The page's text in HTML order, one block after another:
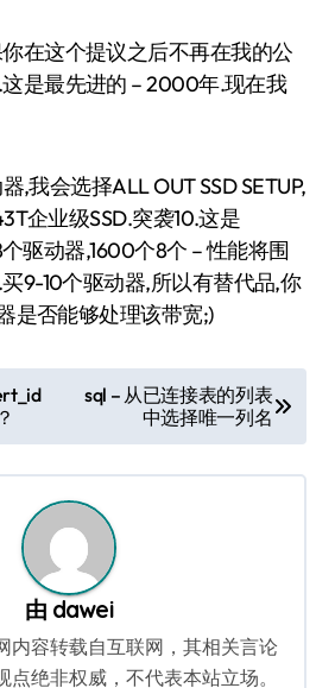
在这个提议之后不再在我的公
是最先进的 – 2000年.现在我
,我会选择ALL OUT SSD SETUP,
企业级SSD.突袭10.这是
驱动器,1600个8个 – 性能将围
9-10个驱动器,所以有替代品,你
是否能够处理该带宽;)
sql – 从已连接表的列表
中选择唯一列名
由 dawei
内容转载自互联网，其相关言论
点绝非权威，不代表本站立场。